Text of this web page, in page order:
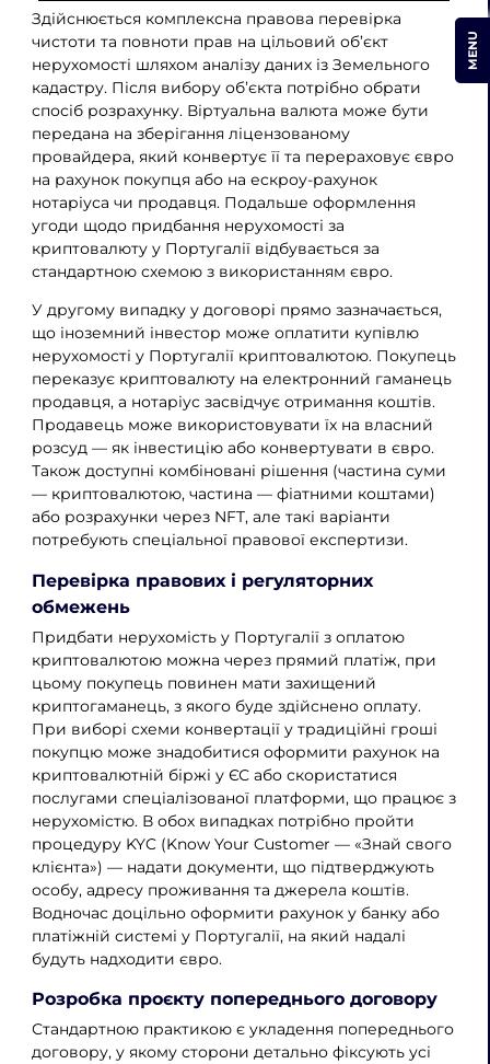
Здійснюється комплексна правова перевірка
чистоти та повноти прав на цільовий об’єкт
нерухомості шляхом аналізу даних із Земельного
кадастру. Після вибору об’єкта потрібно обрати
спосіб розрахунку. Віртуальна валюта може бути
передана на зберігання ліцензованому
провайдера, який конвертує її та перераховує євро
на рахунок покупця або на ескроу-рахунок
нотаріуса чи продавця. Подальше оформлення
угоди щодо придбання нерухомості за
криптовалюту у Португалії відбувається за
стандартною схемою з використанням євро.
У другому випадку у договорі прямо зазначається,
що іноземний інвестор може оплатити купівлю
нерухомості у Португалії криптовалютою. Покупець
переказує криптовалюту на електронний гаманець
продавця, а нотаріус засвідчує отримання коштів.
Продавець може використовувати їх на власний
розсуд — як інвестицію або конвертувати в євро.
Також доступні комбіновані рішення (частина суми
— криптовалютою, частина — фіатними коштами)
або розрахунки через NFT, але такі варіанти
потребують спеціальної правової експертизи.
Перевірка правових і регуляторних
обмежень
Придбати нерухомість у Португалії з оплатою
криптовалютою можна через прямий платіж, при
цьому покупець повинен мати захищений
криптогаманець, з якого буде здійснено оплату.
При виборі схеми конвертації у традиційні гроші
покупцю може знадобитися оформити рахунок на
криптовалютній біржі у ЄС або скористатися
послугами спеціалізованої платформи, що працює з
нерухомістю. В обох випадках потрібно пройти
процедуру KYC (Know Your Customer — «Знай свого
клієнта») — надати документи, що підтверджують
особу, адресу проживання та джерела коштів.
Водночас доцільно оформити рахунок у банку або
платіжній системі у Португалії, на який надалі
будуть надходити євро.
Розробка проєкту попереднього договору
Стандартною практикою є укладення попереднього
договору, у якому сторони детально фіксують усі
MENU